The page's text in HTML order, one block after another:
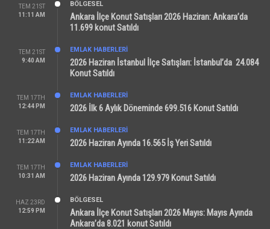
TEM 21ST
11:11 AM
BÖLGESEL
Ankara İlçe Konut Satışları 2026 Haziran: Ankara’da
11.699 konut Satıldı
TEM 21ST
9:40 AM
EMLAK HABERLERI
2026 Haziran İstanbul İlçe Satışları: İstanbul’da 24.084
Konut Satıldı
TEM 17TH
12:44 PM
EMLAK HABERLERI
2026 İlk 6 Aylık Döneminde 699.516 Konut Satıldı
TEM 17TH
11:22 AM
EMLAK HABERLERI
2026 Haziran Ayında 16.565 İş Yeri Satıldı
TEM 17TH
10:31 AM
EMLAK HABERLERI
2026 Haziran Ayında 129.979 Konut Satıldı
HAZ 23RD
12:59 PM
BÖLGESEL
Ankara İlçe Konut Satışları 2026 Mayıs: Mayıs Ayında
Ankara’da 8.021 konut Satıldı